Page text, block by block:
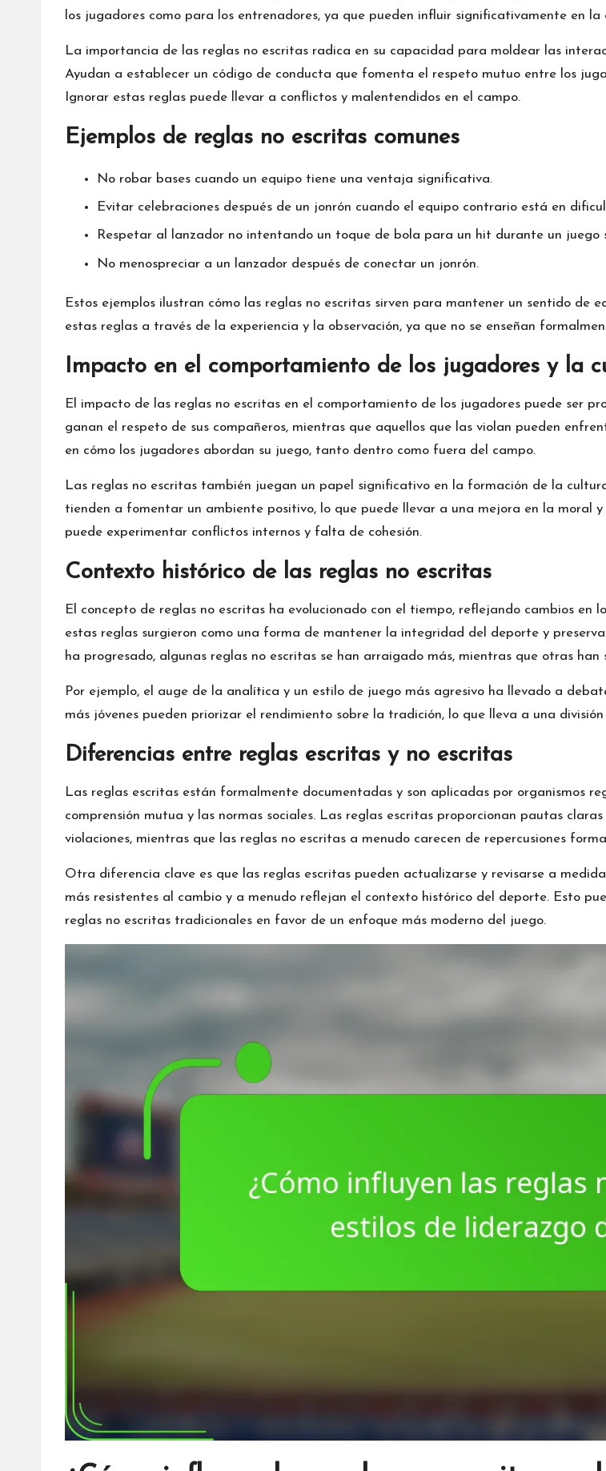
los jugadores como para los entrenadores, ya que pueden influir significativamente en
La importancia de las reglas no escritas radica en su capacidad para moldear las
Ayudan a establecer un código de conducta que fomenta el respeto mutuo entre los
Ignorar estas reglas puede llevar a conflictos y malentendidos en el campo.
Ejemplos de reglas no escritas comunes
No robar bases cuando un equipo tiene una ventaja significativa.
Evitar celebraciones después de un jonrón cuando el equipo contrario está en
Respetar al lanzador no intentando un toque de bola para un hit durante un juego
No menospreciar a un lanzador después de conectar un jonrón.
Estos ejemplos ilustran cómo las reglas no escritas sirven para mantener un sentido de
estas reglas a través de la experiencia y la observación, ya que no se enseñan
Impacto en el comportamiento de los jugadores y la
El impacto de las reglas no escritas en el comportamiento de los jugadores puede ser
ganan el respeto de sus compañeros, mientras que aquellos que las violan pueden
en cómo los jugadores abordan su juego, tanto dentro como fuera del campo.
Las reglas no escritas también juegan un papel significativo en la formación de la
tienden a fomentar un ambiente positivo, lo que puede llevar a una mejora en la moral
puede experimentar conflictos internos y falta de cohesión.
Contexto histórico de las reglas no escritas
El concepto de reglas no escritas ha evolucionado con el tiempo, reflejando cambios en
estas reglas surgieron como una forma de mantener la integridad del deporte y
ha progresado, algunas reglas no escritas se han arraigado más, mientras que otras
Por ejemplo, el auge de la analítica y un estilo de juego más agresivo ha llevado a
más jóvenes pueden priorizar el rendimiento sobre la tradición, lo que lleva a una
Diferencias entre reglas escritas y no escritas
Las reglas escritas están formalmente documentadas y son aplicadas por organismos
comprensión mutua y las normas sociales. Las reglas escritas proporcionan pautas
violaciones, mientras que las reglas no escritas a menudo carecen de repercusiones
Otra diferencia clave es que las reglas escritas pueden actualizarse y revisarse a
más resistentes al cambio y a menudo reflejan el contexto histórico del deporte. Esto
reglas no escritas tradicionales en favor de un enfoque más moderno del juego.